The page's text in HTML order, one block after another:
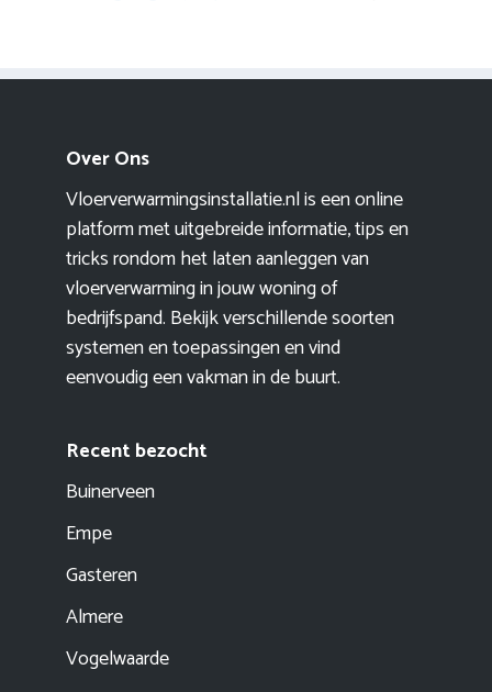
Over Ons
Vloerverwarmingsinstallatie.nl is een online
platform met uitgebreide informatie, tips en
tricks rondom het laten aanleggen van
vloerverwarming in jouw woning of
bedrijfspand. Bekijk verschillende soorten
systemen en toepassingen en vind
eenvoudig een vakman in de buurt.
Recent bezocht
Buinerveen
Empe
Gasteren
Almere
Vogelwaarde